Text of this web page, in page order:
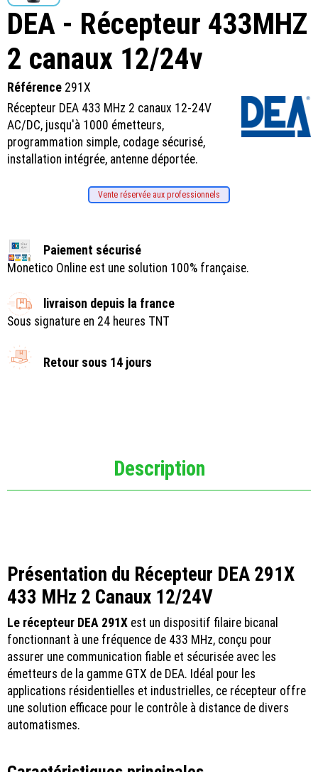
DEA - Récepteur 433MHZ
2 canaux 12/24v
Référence 291X
Récepteur DEA 433 MHz 2 canaux 12-24V
AC/DC, jusqu'à 1000 émetteurs,
programmation simple, codage sécurisé,
installation intégrée, antenne déportée.
Vente réservée aux professionnels
Paiement sécurisé
Monetico Online est une solution 100% française.
livraison depuis la france
Sous signature en 24 heures TNT
Retour sous 14 jours
Description
Présentation du Récepteur DEA 291X
433 MHz 2 Canaux 12/24V
Le récepteur DEA 291X est un dispositif filaire bicanal
fonctionnant à une fréquence de 433 MHz, conçu pour
assurer une communication fiable et sécurisée avec les
émetteurs de la gamme GTX de DEA. Idéal pour les
applications résidentielles et industrielles, ce récepteur offre
une solution efficace pour le contrôle à distance de divers
automatismes.